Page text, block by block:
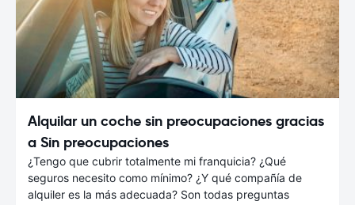
Alquilar un coche sin preocupaciones gracias
a Sin preocupaciones
¿Tengo que cubrir totalmente mi franquicia? ¿Qué
seguros necesito como mínimo? ¿Y qué compañía de
alquiler es la más adecuada? Son todas preguntas